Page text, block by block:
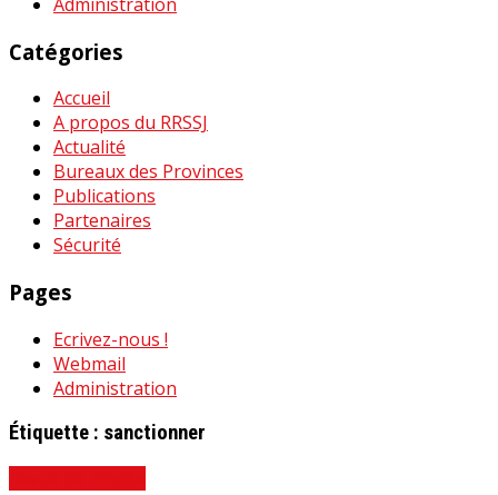
Catégories
Accueil
A propos du RRSSJ
Actualité
Bureaux des Provinces
Publications
Partenaires
Sécurité
Pages
Ecrivez-nous !
Webmail
Administration
Étiquette : sanctionner